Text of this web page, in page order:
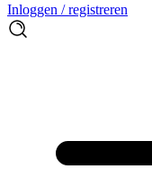
Inloggen / registreren